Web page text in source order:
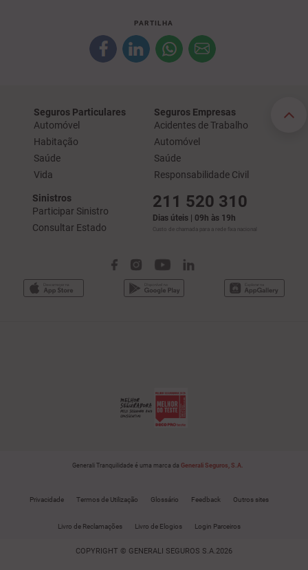
PARTILHA
Seguros Particulares
Automóvel
Habitação
Saúde
Vida
Seguros Empresas
Acidentes de Trabalho
Automóvel
Saúde
Responsabilidade Civil
Sinistros
Participar Sinistro
Consultar Estado
211 520 310
Dias úteis | 09h às 19h
Custo de chamada para a rede fixa nacional
Generali Tranquilidade é uma marca da Generali Seguros, S.A.
Privacidade Termos de Utilização Glossário Feedback Outros sites
Livro de Reclamações Livro de Elogios Login Parceiros
COPYRIGHT © GENERALI SEGUROS S.A.2026